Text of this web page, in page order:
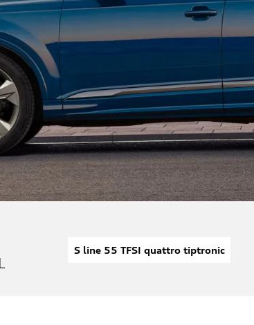
Email
e concordo
da concessionária.
S line 55 TFSI quattro tiptronic